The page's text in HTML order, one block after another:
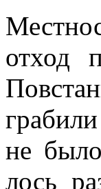
отход
не
лось